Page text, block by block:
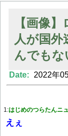
【モー娘。石田亜佑美
【画像あり】
【画像
人が国外
んでもな
Date: 2022年
1:はじめのつらたんニ
えぇ